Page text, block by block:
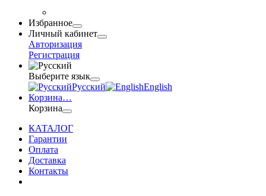
Избранное
Личный кабинет
Авторизация
Регистрация
Выберите язык
Русский
English
Корзина…
Корзина
КАТАЛОГ
Гарантии
Оплата
Доставка
Контакты